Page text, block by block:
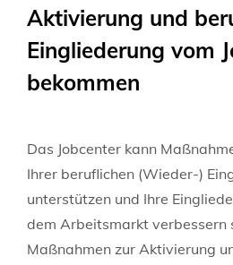
Aktivierung und
Eingliederung vom
bekommen
Das Jobcenter kann
Ihrer beruflichen (Wieder-)
unterstützen und Ihre
dem Arbeitsmarkt verbessern
Maßnahmen zur Aktivierung